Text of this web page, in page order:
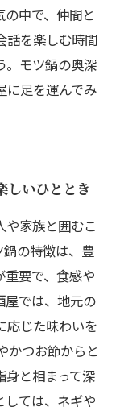
中で、仲間と
話を楽しむ時間
。モツ鍋の奥深
に足を運んでみ
しいひととき
や家族と囲むこ
鍋の特徴は、豊
要で、食感や
屋では、地元の
応じた味わいを
かつお節からと
身と相まって深
しては、ネギや